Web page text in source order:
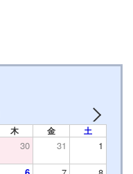
木 金 土
30 31 1